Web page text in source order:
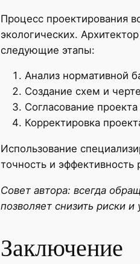
Процесс проектирования
экологических.
следующие этапы:
Анализ нормативной
Создание схем и
Согласование
Корректировка
Использование
точность и эффективность
Совет автора: всегда
позволяет снизить риски
Заключение